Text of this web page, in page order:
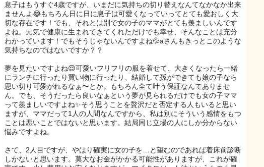
息子はもうすぐ4歳ですが、いまだに気持ちの切り替えなんてなかなか出来
ませんよ😂もちろん日に日に息子は可愛くなっていってとても愛おしく大
切な存在です！でも、それとは別で女の子のママがとても羨ましいんです
よね。元気で健康に生まれてきてくれただけでも幸せ、そんなことは充分
わかっています！でもそうじゃないんですよね💦aさんもきっとこのような
気持ちなのではないですか？？
夢を見たいですよね😌可愛いフリフリの服を着せて、大きくなったら一緒
にランチに行ったり買い物に行ったり、結婚して孫ができても娘の子なら
思い切り可愛がれるなぁ〜とか。もちろん全て叶う保証なんてありませ
ん。でも、そうだったら良いなぁという夢が見られるだけでも女の子ママ
って羨ましいですよね✨そう思うことを贅沢だと否定する人もいると思い
ますが、ママだって1人の人間なんですから、私は別にそういう感情をもつ
ことは悪いことではないと思います。結局同じ立場の人にしか分からない
悩みですよね。
さて、2人目ですが、やはり確実に女の子を…と望むのであれば着床前診断
しかないと思います。莫大なお金がかかる可能性がありますが、これが確